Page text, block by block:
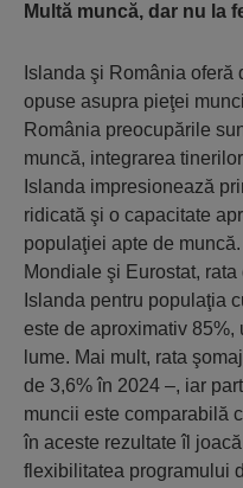
Multă muncă, dar nu la
Islanda şi România
opuse asupra pieţei
România preocupările
muncă, integrarea
Islanda impresionează
ridicată şi o capacitate
populaţiei apte de
Mondiale şi Eurostat,
Islanda pentru populaţia
este de aproximativ
lume. Mai mult, rata
de 3,6% în 2024 –, iar
muncii este comparabilă
în aceste rezultate îl
flexibilitatea programului